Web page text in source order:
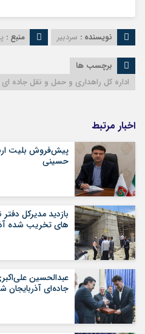
نویسنده : سردبیر منبع :
برچسب ها
اداره کل راهداری و حمل و نقل جاده
اخبار مرتبط
حسینی
بازدید مدیرکل
های تخریب شده
عبدالحسین
جاده‌ای